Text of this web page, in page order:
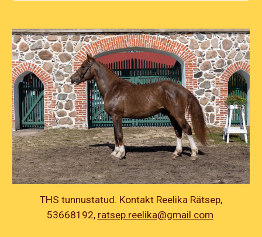
THS tunnustatud. Kontakt Reelika Rätsep,
53668192, ratsep.reelika@gmail.com